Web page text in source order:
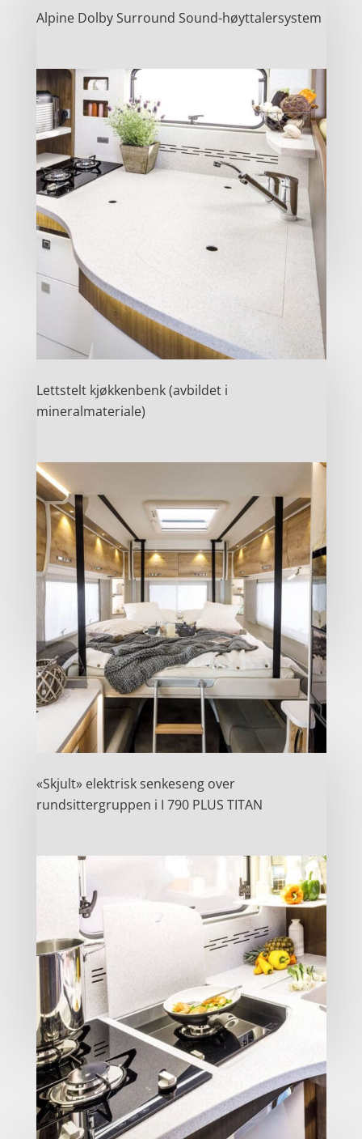
Alpine Dolby Surround Sound-høyttalersystem
Lettstelt kjøkkenbenk (avbildet i
mineralmateriale)
«Skjult» elektrisk senkeseng over
rundsittergruppen i I 790 PLUS TITAN